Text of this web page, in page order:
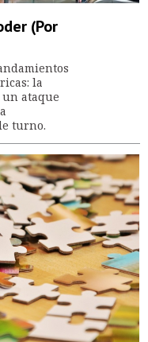
(Por
la
ataque
turno.